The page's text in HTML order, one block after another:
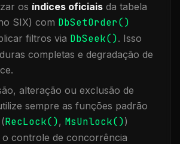
os índices oficiais da tabela
SIX) com DbSetOrder()
filtros via DbSeek(). Isso
completas e degradação de
alteração ou exclusão de
sempre as funções padrão
RecLock(), MsUnlock())
o controle de concorrência